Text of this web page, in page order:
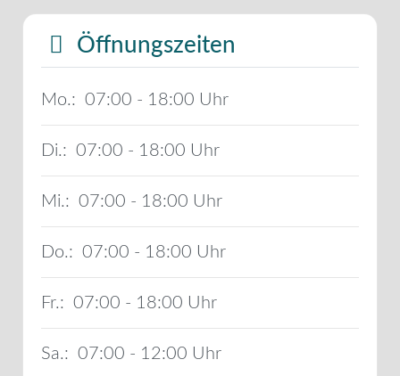
Öffnungszeiten
Mo.: 07:00 - 18:00
Di.: 07:00 - 18:00
Mi.: 07:00 - 18:00
Do.: 07:00 - 18:00
Fr.: 07:00 - 18:00
Sa.: 07:00 - 12:00